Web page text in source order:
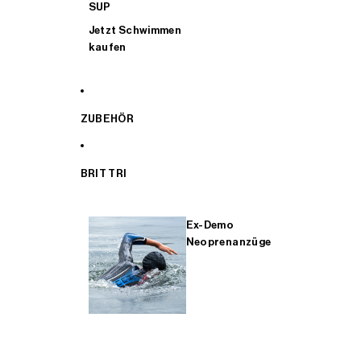
SUP
Jetzt Schwimmen
kaufen
ZUBEHÖR
BRIT TRI
Ex-Demo
Neoprenanzüge